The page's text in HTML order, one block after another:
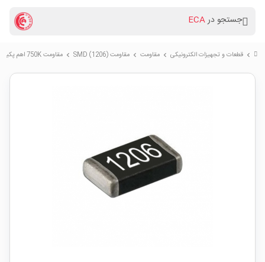
جستجو درECA
chevron_right قطعات و تجهیزات الکترونیکی chevron_right مقاومت chevron_right مقاومت (SMD (1206 chevron_right مقاومت 750K اهم پکیج SMD 1206